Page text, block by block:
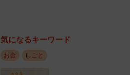
気になるキーワード
お金 しごと